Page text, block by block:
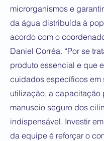
microrganismos e
da água distribuída à
acordo com o
Daniel Corrêa. “Por se
produto essencial e que
cuidados específicos em
utilização, a capacitação
manuseio seguro dos
indispensável. Investir
da equipe é reforçar o